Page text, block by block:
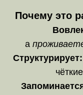
Почему это
а
Структурирует: